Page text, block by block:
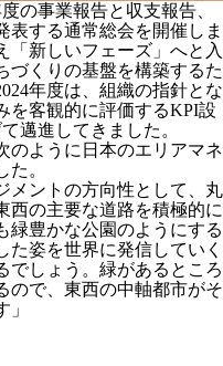
の事業報告と収支報告、
表する通常総会を開催しま
「新しいフェーズ」へと入
づくりの基盤を構築するた
年度は、組織の指針とな
を客観的に評価するKPI設
邁進してきました。
のように日本のエリアマネ
。
メントの方向性として、丸
西の主要な道路を積極的に
緑豊かな公園のようにする
た姿を世界に発信していく
でしょう。緑があるところ
ので、東西の中軸都市がそ